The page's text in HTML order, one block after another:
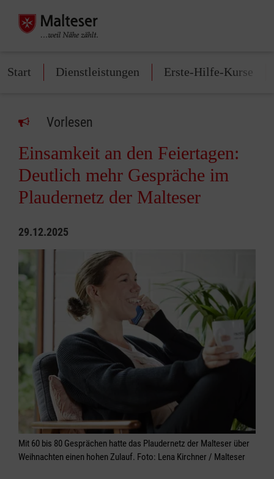
Start Dienstleistungen Erste-Hilfe-Kurse
Vorlesen
Einsamkeit an den Feiertagen:
Deutlich mehr Gespräche im
Plaudernetz der Malteser
29.12.2025
Mit 60 bis 80 Gesprächen hatte das Plaudernetz der Malteser über
Weihnachten einen hohen Zulauf. Foto: Lena Kirchner / Malteser